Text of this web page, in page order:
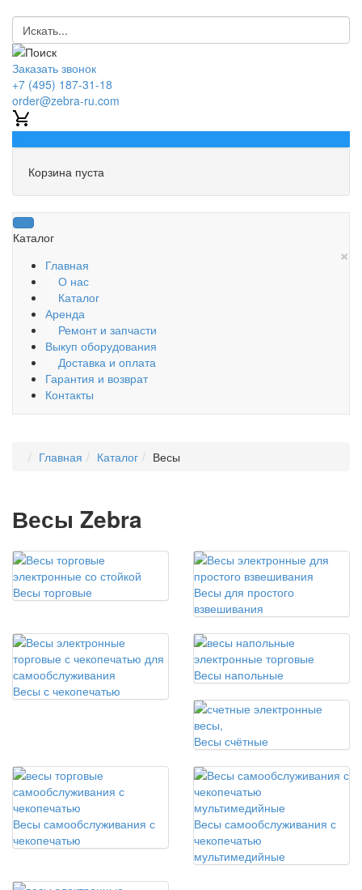
Заказать звонок
+7 (495) 187-31-18
order@zebra-ru.com
Корзина пуста
Каталог
×
Главная
О нас
Каталог
Аренда
Ремонт и запчасти
Выкуп оборудования
Доставка и оплата
Гарантия и возврат
Контакты
Главная Каталог Весы
Весы Zebra
Весы торговые
Весы для простого
взвешивания
Весы с чекопечатью
Весы напольные
Весы счётные
Весы самообслуживания с
чекопечатью
Весы самообслуживания с
чекопечатью
мультимедийные